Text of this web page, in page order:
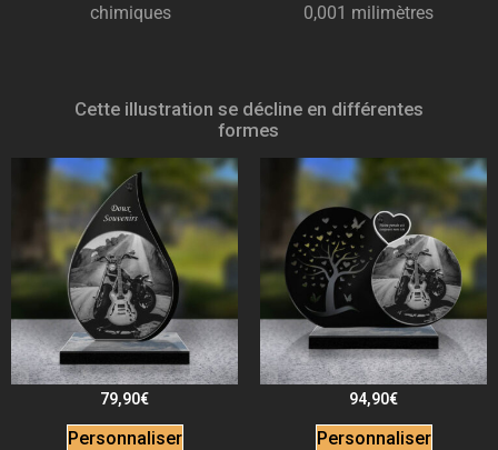
chimiques
0,001 milimètres
Cette illustration se décline en différentes
formes
79,90€
Personnaliser
94,90€
Personnaliser